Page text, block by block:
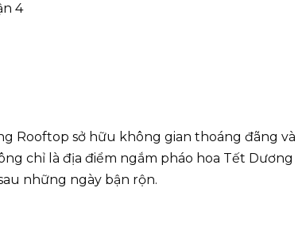
4
Rooftop sở hữu không gian thoáng đãng và
chỉ là địa điểm ngắm pháo hoa Tết Dương
những ngày bận rộn.